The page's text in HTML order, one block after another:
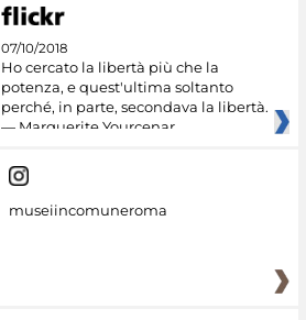
07/10/2018
Ho cercato la libertà più che la
potenza, e quest'ultima soltanto
perché, in parte, secondava la libertà.
— Marguerite Yourcenar
museiincomuneroma